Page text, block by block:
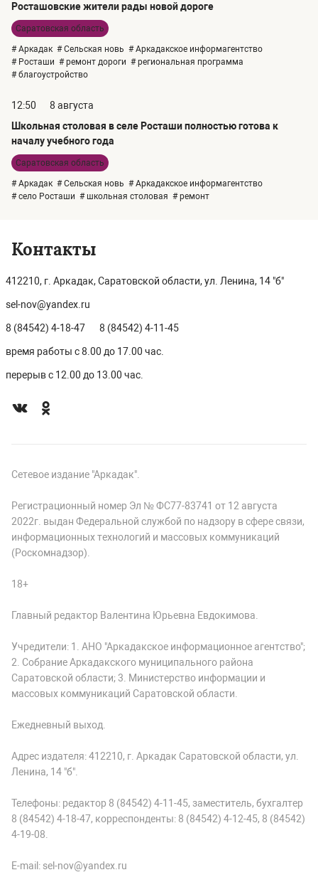
Росташовские жители рады новой дороге
Саратовская область
# Аркадак # Сельская новь # Аркадакское информагентство
# Росташи # ремонт дороги # региональная программа
# благоустройство
12:50
8 августа
Школьная столовая в селе Росташи полностью готова к
началу учебного года
Саратовская область
# Аркадак # Сельская новь # Аркадакское информагентство
# село Росташи # школьная столовая # ремонт
Контакты
412210, г. Аркадак, Саратовской области, ул. Ленина, 14 "б"
sel-nov@yandex.ru
8 (84542) 4-18-47 8 (84542) 4-11-45
время работы с 8.00 до 17.00 час.
перерыв с 12.00 до 13.00 час.
Сетевое издание "Аркадак".
Регистрационный номер Эл № ФС77-83741 от 12 августа
2022г. выдан Федеральной службой по надзору в сфере связи,
информационных технологий и массовых коммуникаций
(Роскомнадзор).
18+
Главный редактор Валентина Юрьевна Евдокимова.
Учредители: 1. АНО "Аркадакское информационное агентство";
2. Собрание Аркадакского муниципального района
Саратовской области; 3. Министерство информации и
массовых коммуникаций Саратовской области.
Ежедневный выход.
Адрес издателя: 412210, г. Аркадак Саратовской области, ул.
Ленина, 14 "б".
Телефоны: редактор 8 (84542) 4-11-45, заместитель, бухгалтер
8 (84542) 4-18-47, корреспонденты: 8 (84542) 4-12-45, 8 (84542)
4-19-08.
E-mail: sel-nov@yandex.ru